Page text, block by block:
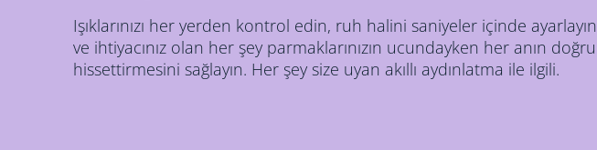
Işıklarınızı her yerden kontrol edin, ruh halini saniyeler içinde ayarlayın
ve ihtiyacınız olan her şey parmaklarınızın ucundayken her anın doğru
hissettirmesini sağlayın. Her şey size uyan akıllı aydınlatma ile ilgili.